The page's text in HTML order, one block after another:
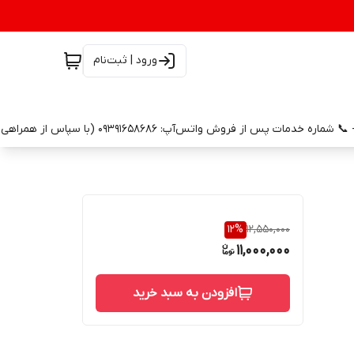
ورود | ثبت‌نام
12,550,000
12%
11,000,000
افزودن به سبد خرید